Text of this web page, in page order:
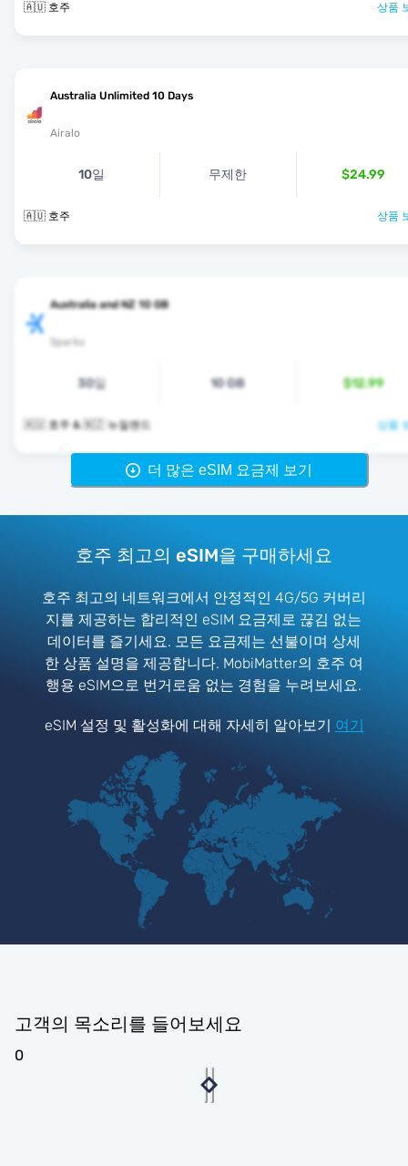
🇦🇺 호주 상품
Australia Unlimited 10 Days
Airalo
10일 무제한 $24.99
🇦🇺 호주 상품
Australia and NZ 10 GB
Sparks
30일 10 GB $12.99
🇦🇺 호주 & 🇳🇿 뉴질랜드 상품
더 많은 eSIM 요금제 보기
호주 최고의 eSIM을 구매하세요
호주 최고의 네트워크에서 안정적인 4G/5G 커버리
지를 제공하는 합리적인 eSIM 요금제로 끊김 없는
데이터를 즐기세요. 모든 요금제는 선불이며 상세
한 상품 설명을 제공합니다. MobiMatter의 호주 여
행용 eSIM으로 번거로움 없는 경험을 누려보세요.
eSIM 설정 및 활성화에 대해 자세히 알아보기 여기
고객의 목소리를 들어보세요
0